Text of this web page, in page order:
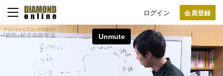
ログイン